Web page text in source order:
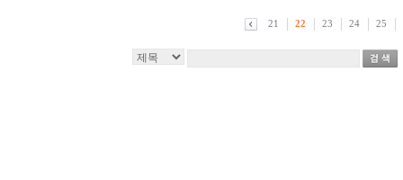
21 22 23 24 25